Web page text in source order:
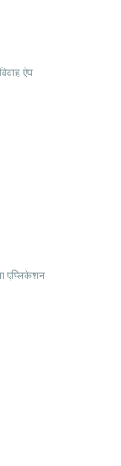
ऐप
एप्लिकेशन